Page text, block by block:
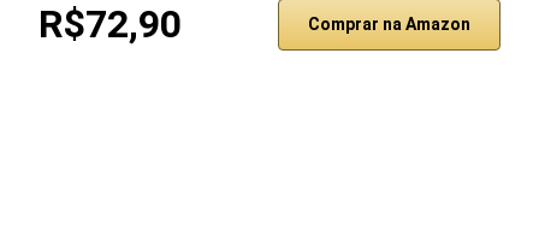
R$72,90 Comprar na Amazon